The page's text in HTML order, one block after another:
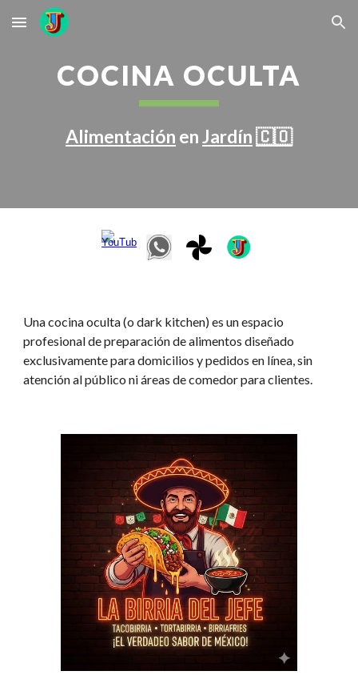
Skip to main content Skip to navigation
COCINA OCULTA
Alimentación enJardín🇨🇴
Una cocina oculta (o dark kitchen) es un espacio
profesional de preparación de alimentos diseñado
exclusivamente para domicilios y pedidos en línea, sin
atención al público ni áreas de comedor para clientes.